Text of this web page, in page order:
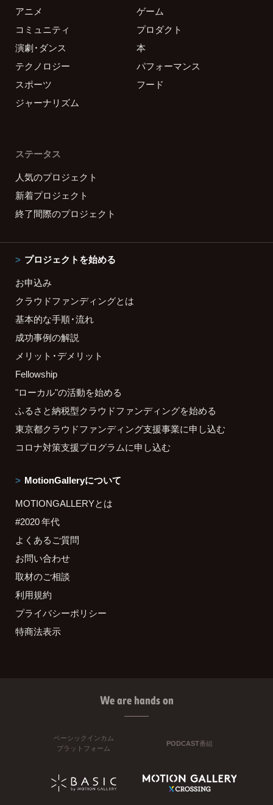
アニメ
ゲーム
コミュニティ
プロダクト
演劇・ダンス
本
テクノロジー
パフォーマンス
スポーツ
フード
ジャーナリズム
ステータス
人気のプロジェクト
新着プロジェクト
終了間際のプロジェクト
プロジェクトを始める
お申込み
クラウドファンディングとは
基本的な手順・流れ
成功事例の解説
メリット・デメリット
Fellowship
"ローカル"の活動を始める
ふるさと納税型クラウドファンディングを始める
東京都クラウドファンディング支援事業に申し込む
コロナ対策支援プログラムに申し込む
MotionGalleryについて
MOTIONGALLERYとは
#2020 年代
よくあるご質問
お問い合わせ
取材のご相談
利用規約
プライバシーポリシー
特商法表示
We are hands on
ベーシックインカム
プラットフォーム
PODCAST番組